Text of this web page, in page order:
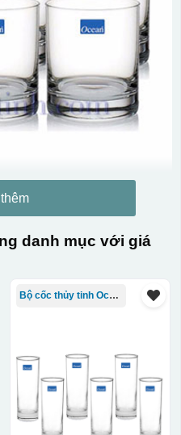
danh mục với giá
Bộ cốc thủy tinh Ocean